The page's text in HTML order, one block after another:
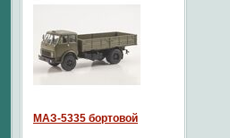
МАЗ-5335 бортовой